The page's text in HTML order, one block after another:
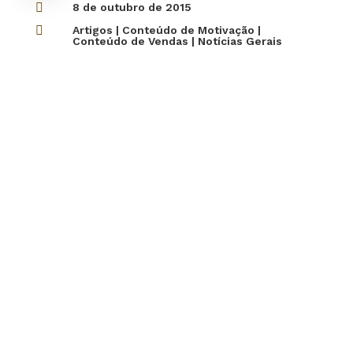
 8 de outubro de 2015
 Artigos | Conteúdo de Motivação |
Conteúdo de Vendas | Notícias Gerais